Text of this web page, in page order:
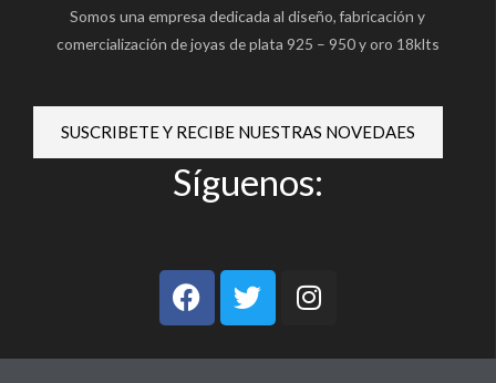
Somos una empresa dedicada al diseño, fabricación y
comercialización de joyas de plata 925 – 950 y oro 18klts
SUSCRIBETE Y RECIBE NUESTRAS NOVEDAES
Síguenos:
F
a
e
T
w
t
I
n
t